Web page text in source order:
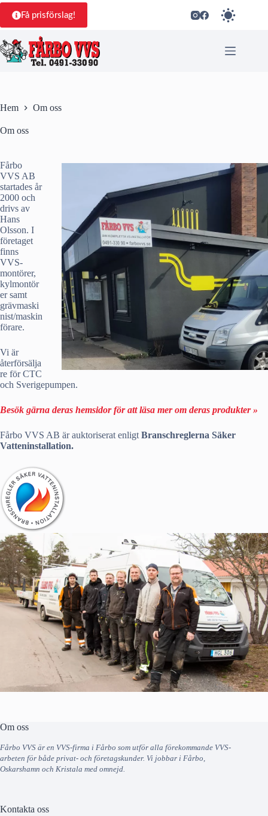
Hoppa
innehåll
Få prisförslag!
Hem Om oss
Om oss
Fårbo
VVS AB
startades år
2000 och
drivs av
Hans
Olsson. I
företaget
finns
VVS-
montörer,
kylmontör
er samt
grävmaski
nist/maskin
förare.
Vi är
återförsälja
re för CTC
och Sverigepumpen.
Besök gärna deras hemsidor för att läsa mer om deras produkter »
Fårbo VVS AB är auktoriserat enligt Branschreglerna Säker
Vatteninstallation.
Om oss
Fårbo VVS är en VVS-firma i Fårbo som utför alla förekommande VVS-
arbeten för både privat- och företagskunder. Vi jobbar i Fårbo,
Oskarshamn och Kristala med omnejd.
Kontakta oss